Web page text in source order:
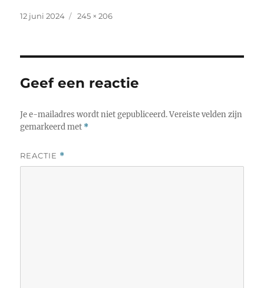
Geplaatst
12 juni 2024
Volledige
245 × 206
Geef een reactie
Je e-mailadres wordt niet gepubliceerd. Vereiste velden zijn
gemarkeerd met *
REACTIE *